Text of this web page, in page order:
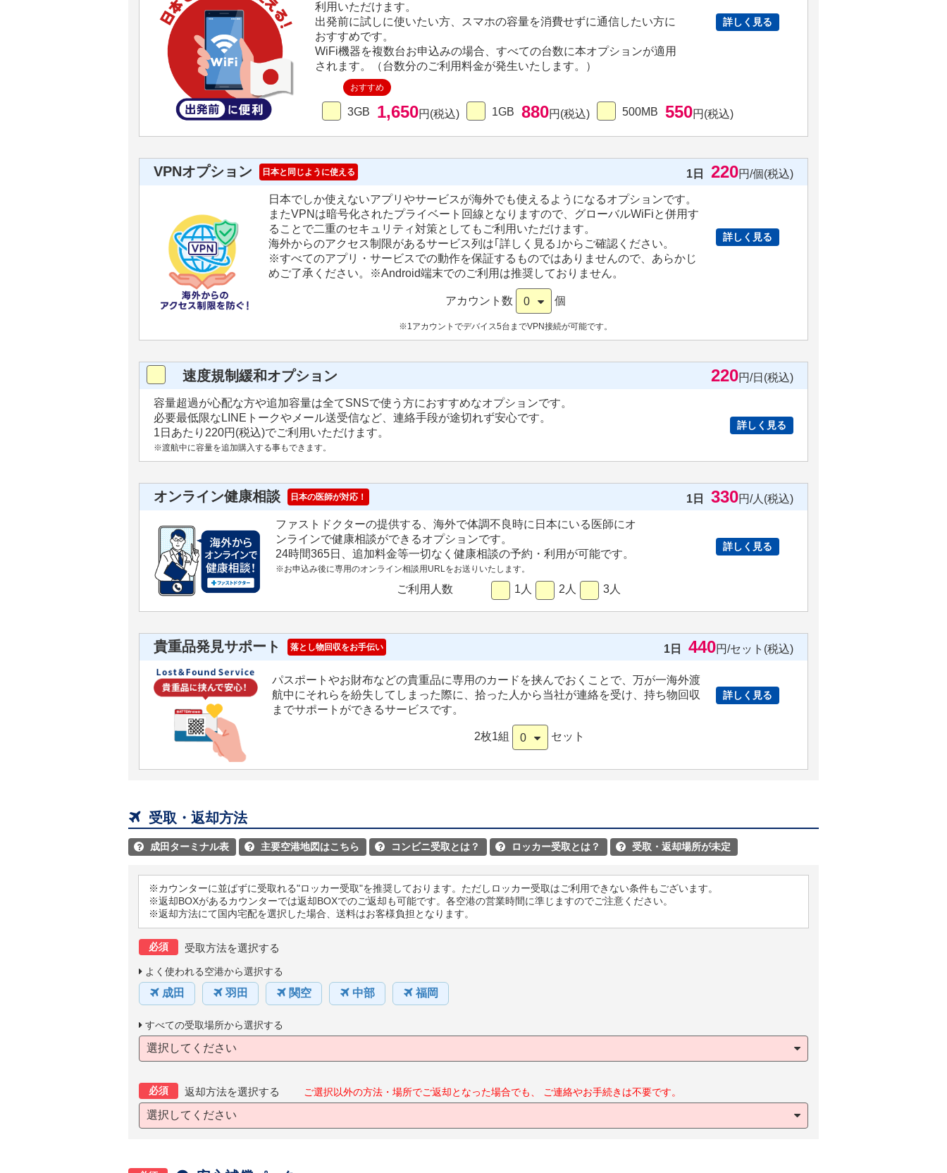
利用いただけます。
出発前に試しに使いたい方、スマホの容量を消費せずに通信したい方に
おすすめです。
WiFi機器を複数台お申込みの場合、すべての台数に本オプションが適用
されます。（台数分のご利用料金が発生いたします。）
詳しく見る
3GB 1,650円(税込)
おすすめ
1GB 880円(税込) 500MB 550円(税込)
VPNオプション 日本と同じように使える 1日 220円/個(税込)
日本でしか使えないアプリやサービスが海外でも使えるようになるオプションです。
またVPNは暗号化されたプライベート回線となりますので、グローバルWiFiと併用す
ることで二重のセキュリティ対策としてもご利用いただけます。
海外からのアクセス制限があるサービス列は｢詳しく見る｣からご確認ください。
※すべてのアプリ・サービスでの動作を保証するものではありませんので、あらかじ
めご了承ください。
※Android端末でのご利用は推奨しておりません。
詳しく見る
アカウント数 0 個
※1アカウントでデバイス5台までVPN接続が可能です。
速度規制緩和オプション 220円/日(税込)
容量超過が心配な方や追加容量は全てSNSで使う方におすすめなオプションです。
必要最低限なLINEトークやメール送受信など、連絡手段が途切れず安心です。
1日あたり220円(税込)でご利用いただけます。
※渡航中に容量を追加購入する事もできます。
詳しく見る
オンライン健康相談 日本の医師が対応！ 1日 330円/人(税込)
ファストドクターの提供する、海外で体調不良時に日本にいる医師にオ
ンラインで健康相談ができるオプションです。
24時間365日、追加料金等一切なく健康相談の予約・利用が可能です。
※お申込み後に専用のオンライン相談用URLをお送りいたします。
詳しく見る
ご利用人数 1人 2人 3人
貴重品発見サポート 落とし物回収をお手伝い 1日 440円/セット(税込)
パスポートやお財布などの貴重品に専用のカードを挟んでおくことで、万が一海外渡
航中にそれらを紛失してしまった際に、拾った人から当社が連絡を受け、持ち物回収
までサポートができるサービスです。
詳しく見る
2枚1組 0 セット
 受取・返却方法
 成田ターミナル表  主要空港地図はこちら  コンビニ受取とは？  ロッカー受取とは？  受取・返却場所が未定
※カウンターに並ばずに受取れる"ロッカー受取"を推奨しております。ただしロッカー受取はご利用できない条件もございます。
※返却BOXがあるカウンターでは返却BOXでのご返却も可能です。各空港の営業時間に準じますのでご注意ください。
※返却方法にて国内宅配を選択した場合、送料はお客様負担となります。
必須 受取方法を選択する
よく使われる空港から選択する
成田 羽田 関空 中部 福岡
すべての受取場所から選択する
選択してください
必須 返却方法を選択する ご選択以外の方法・場所でご返却となった場合でも、 ご連絡やお手続きは不要です。
選択してください